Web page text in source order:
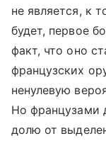
не является, к
будет, первое
факт, что оно
французских
ненулевую
Но французами
долю от